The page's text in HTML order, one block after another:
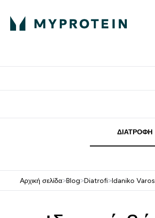
ΔΙΑΤΡΟΦΉ
Αρχική σελίδα>Blog>Diatrofi>Idaniko